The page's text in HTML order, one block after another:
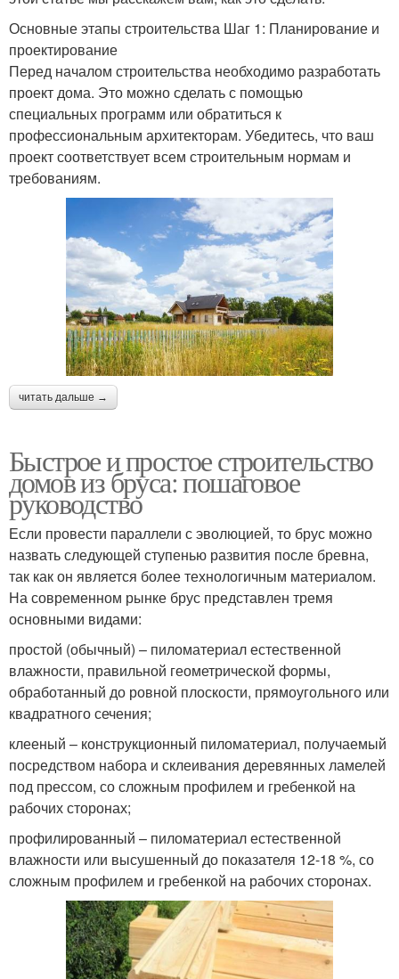
Основные этапы строительства Шаг 1: Планирование и
проектирование
Перед началом строительства необходимо разработать
проект дома. Это можно сделать с помощью
специальных программ или обратиться к
профессиональным архитекторам. Убедитесь, что ваш
проект соответствует всем строительным нормам и
требованиям.
читать дальше →
Быстрое и простое строительство
домов из бруса: пошаговое
руководство
Если провести параллели с эволюцией, то брус можно
назвать следующей ступенью развития после бревна,
так как он является более технологичным материалом.
На современном рынке брус представлен тремя
основными видами:
простой (обычный) – пиломатериал естественной
влажности, правильной геометрической формы,
обработанный до ровной плоскости, прямоугольного или
квадратного сечения;
клееный – конструкционный пиломатериал, получаемый
посредством набора и склеивания деревянных ламелей
под прессом, со сложным профилем и гребенкой на
рабочих сторонах;
профилированный – пиломатериал естественной
влажности или высушенный до показателя 12-18 %, со
сложным профилем и гребенкой на рабочих сторонах.